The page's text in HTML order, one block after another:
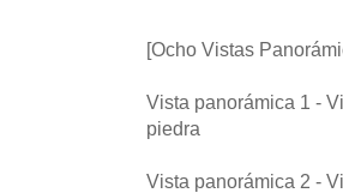
[Ocho Vistas
Vista panorámica 1 -
piedra
Vista panorámica 2 -